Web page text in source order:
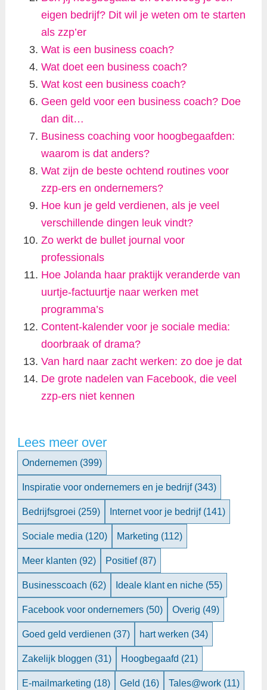
eigen bedrijf? Dit wil je weten om te starten
als zzp’er
Wat is een business coach?
Wat doet een business coach?
Wat kost een business coach?
Geen geld voor een business coach? Doe
dan dit…
Business coaching voor hoogbegaafden:
waarom is dat anders?
Wat zijn de beste ochtend routines voor
zzp-ers en ondernemers?
Hoe kun je geld verdienen, als je veel
verschillende dingen leuk vindt?
Zo werkt de bullet journal voor
professionals
Hoe Jolanda haar praktijk veranderde van
uurtje-factuurtje naar werken met
programma’s
Content-kalender voor je sociale media:
doorbraak of drama?
Van hard naar zacht werken: zo doe je dat
De grote nadelen van Facebook, die veel
zzp-ers niet kennen
Lees meer over
Ondernemen (399)
Inspiratie voor ondernemers en je bedrijf (343)
Bedrijfsgroei (259) Internet voor je bedrijf (141)
Sociale media (120) Marketing (112)
Meer klanten (92) Positief (87)
Businesscoach (62) Ideale klant en niche (55)
Facebook voor ondernemers (50) Overig (49)
Goed geld verdienen (37) hart werken (34)
Zakelijk bloggen (31) Hoogbegaafd (21)
E-mailmarketing (18) Geld (16) Tales@work (11)